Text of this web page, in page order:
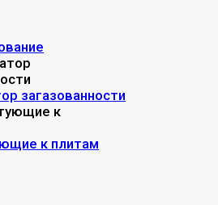
загазованности
к плитам